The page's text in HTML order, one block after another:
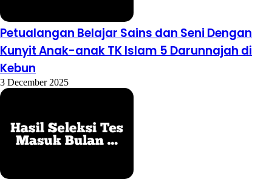
Petualangan Belajar Sains dan Seni Dengan
Kunyit Anak-anak TK Islam 5 Darunnajah di
Kebun
3 December 2025